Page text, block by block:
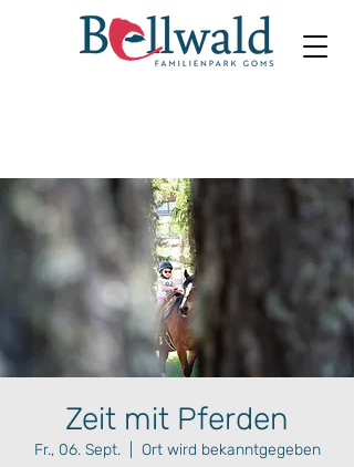
Zeit mit Pferden
Fr., 06. Sept.
  |
Ort wird bekanntgegeben